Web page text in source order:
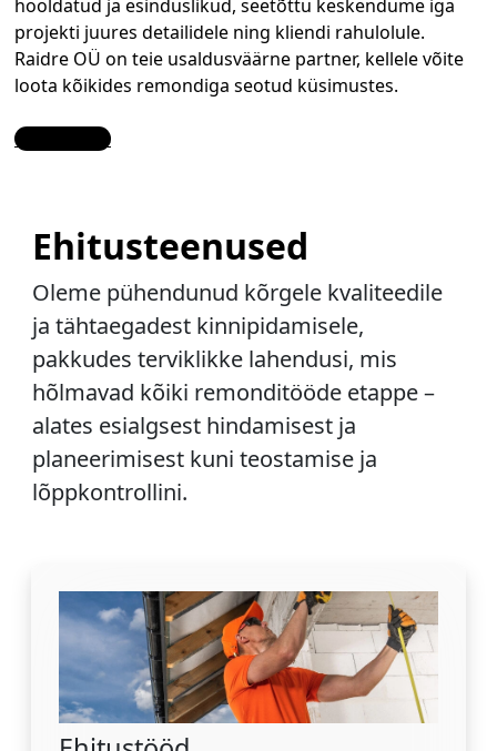
hooldatud ja esinduslikud, seetõttu keskendume iga
projekti juures detailidele ning kliendi rahulolule.
Raidre OÜ on teie usaldusväärne partner, kellele võite
loota kõikides remondiga seotud küsimustes.
Contact Us
Ehitusteenused
Oleme pühendunud kõrgele kvaliteedile
ja tähtaegadest kinnipidamisele,
pakkudes terviklikke lahendusi, mis
hõlmavad kõiki remonditööde etappe –
alates esialgsest hindamisest ja
planeerimisest kuni teostamise ja
lõppkontrollini.